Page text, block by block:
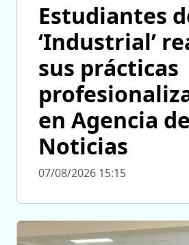
Estudiantes
‘Industrial’
sus prácticas
en Agencia de
Noticias
07/08/2026 15:15